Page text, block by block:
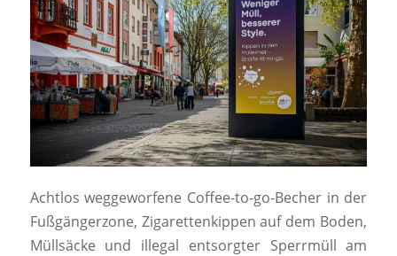
Achtlos weggeworfene Coffee-to-go-Becher in der
Fußgängerzone, Zigarettenkippen auf dem Boden,
Müllsäcke und illegal entsorgter Sperrmüll am